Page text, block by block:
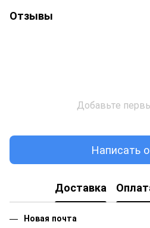
Отзывы
Добавьте
Написать
Доставка
Новая почта